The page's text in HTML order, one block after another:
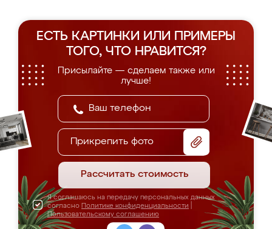
ЕСТЬ КАРТИНКИ ИЛИ ПРИМЕРЫ
ТОГО, ЧТО НРАВИТСЯ?
Присылайте — сделаем также или
лучше!
Прикрепить фото
Рассчитать стоимость
Я соглашаюсь на передачу персональных данных
согласно Политике конфиденциальности
Пользовательскому соглашению